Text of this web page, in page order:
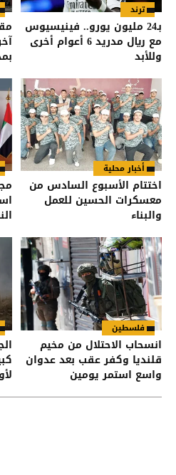
ترند
بـ24 مليون يورو.. فينيسيوس
مع ريال مدريد 6 أعوام أخرى
وللأبد
أخبار محلية
اختتام الأسبوع السادس من
معسكرات الحسين للعمل
والبناء
فلسطين
انسحاب الاحتلال من مخيم
قلنديا وكفر عقب بعد عدوان
واسع استمر يومين